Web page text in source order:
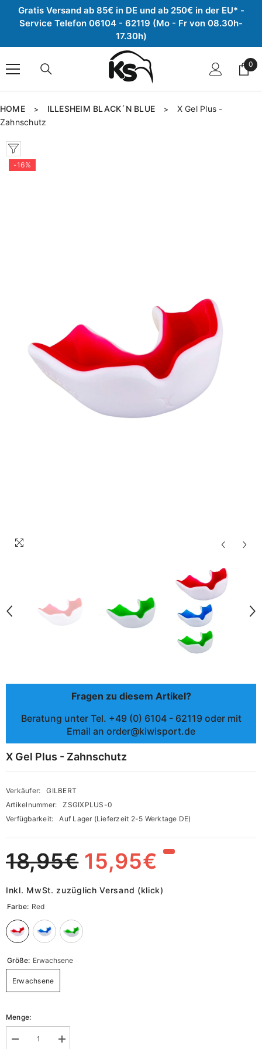
Zum Inhalt springen
Gratis Versand ab 85€ in DE und ab 250€ in der EU* -
Service Telefon 06104 - 62119 (Mo - Fr von 08.30h-
17.30h)
0
0
HOME > ILLESHEIM BLACK´N BLUE >
X Gel Plus -
Zahnschutz
-16%
Fragen zu diesem Artikel?
Beratung unter Tel. +49 (0) 6104 - 62119 oder mit
Email an order@kiwisport.de
X Gel Plus - Zahnschutz
Verkäufer:
GILBERT
Artikelnummer:
ZSGIXPLUS-0
Verfügbarkeit:
Auf Lager (Lieferzeit 2-5 Werktage DE)
18,95€ 15,95€
Inkl. MwSt. zuzüglich Versand (klick)
Farbe: Red
Größe: Erwachsene
Erwachsene
Menge:
Menge